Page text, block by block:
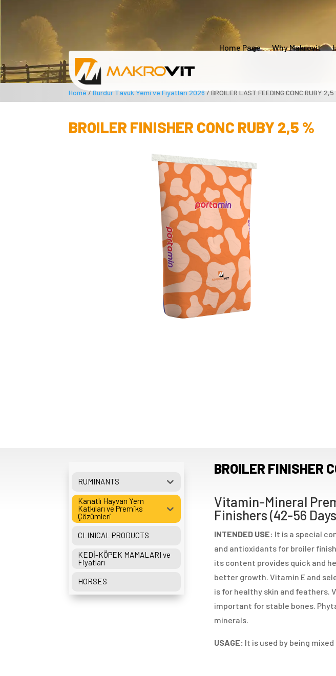
Home Page Why Makrovit
Home/Burdur Tavuk Yemi ve Fiyatları 2026/ BROILER LAST FEEDING CONC RUBY 2,5
BROILER FINISHER CONC RUBY 2,5 %
RUMINANTS
Kanatlı Hayvan Yem
Katkıları ve Premiks
Çözümleri
CLINICAL PRODUCTS
KEDİ-KÖPEK MAMALARI ve
Fiyatları
HORSES
BROILER FINISHER
Vitamin-Mineral
Finishers (42-56
INTENDED USE: It is a special
and antioxidants for broiler
its content provides quick and
better growth. Vitamin E and
is for healthy skin and feathers.
important for stable bones.
minerals.
USAGE: It is used by being